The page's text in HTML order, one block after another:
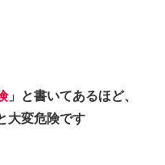
」と書いてあるほど、
大変危険です